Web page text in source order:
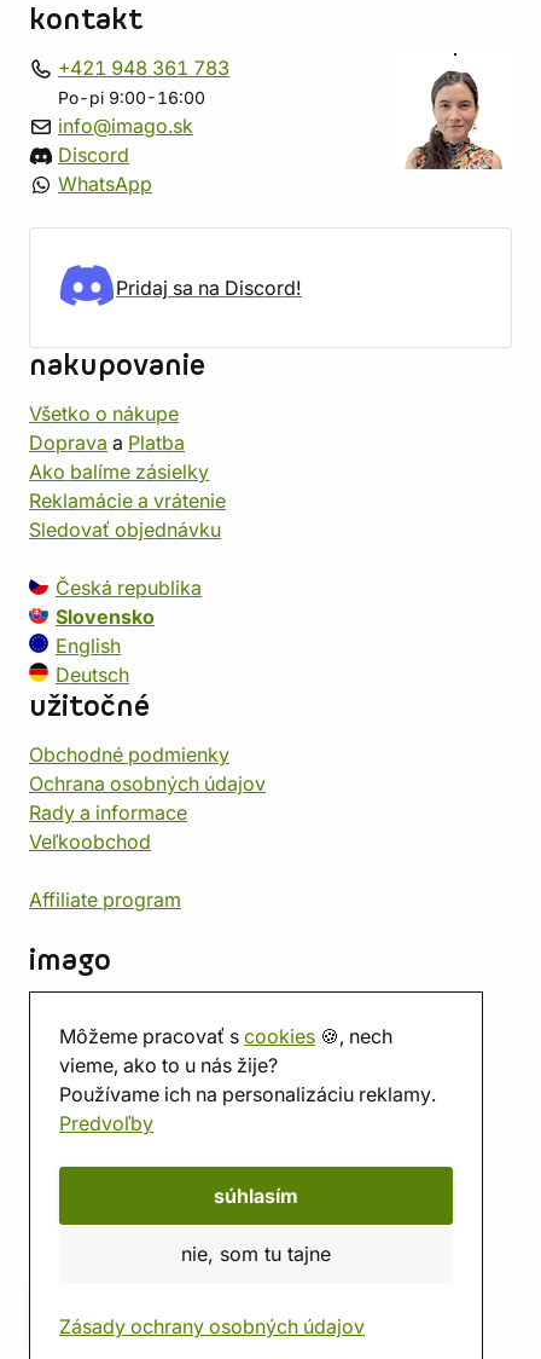
Môžeme pracovať s cookies 🍪, nech
vieme, ako to u nás žije?
Používame ich na personalizáciu reklamy.
Predvoľby
súhlasím
nie, som tu tajne
Zásady ochrany osobných údajov
kontakt
+421 948 361 783
Po-pi 9:00-16:00
info@imago.sk
Discord
WhatsApp
Pridaj sa na Discord!
nakupovanie
Všetko o nákupe
Doprava a Platba
Ako balíme zásielky
Reklamácie a vrátenie
Sledovať objednávku
Česká republika
Slovensko
English
Deutsch
užitočné
Obchodné podmienky
Ochrana osobných údajov
Rady a informace
Veľkoobchod
Affiliate program
imago
Predajňa
Herňa
O nás
Hodnotenie obchodu